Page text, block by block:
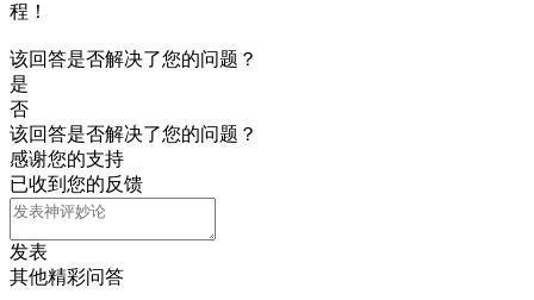
程！
该回答是否解决了您的问题？
是
否
该回答是否解决了您的问题？
感谢您的支持
已收到您的反馈
发表
其他精彩问答